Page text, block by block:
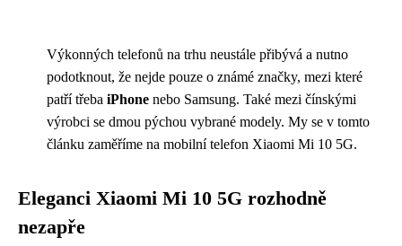
Výkonných telefonů na trhu neustále přibývá a nutno
podotknout, že nejde pouze o známé značky, mezi které
patří třeba iPhone nebo Samsung. Také mezi čínskými
výrobci se dmou pýchou vybrané modely. My se v tomto
článku zaměříme na mobilní telefon Xiaomi Mi 10 5G.
Eleganci Xiaomi Mi 10 5G rozhodně
nezapře